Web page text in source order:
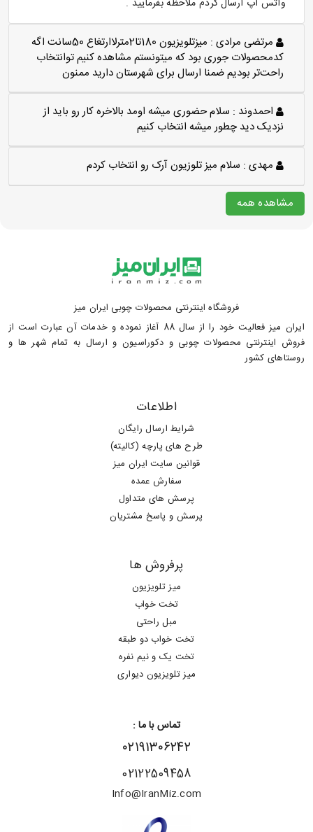
واتس اپ ارسال کردم ملاحظه بفرمایید .
مرتضی مرادی :
میزتلویزیون 180تا2مترلاارتغاع 50سانت اگه
کدمحصولات جوری بود که میتونستم مشاهده کنیم توانتخاب
راحت‌تر بودیم ضمنا ارسال برای شهرستان دارید ممنون
احمدوند : سلام حضوری میشه اومد بالاخره کار رو باید از
نزدیک دید چطور میشه انتخاب کنیم
مهدی : سلام میز تلوزیون آرک رو انتخاب کردم
مشاهده همه
فروشگاه اینترنتی محصولات چوبی ایران میز
ایران میز فعالیت خود را از سال 88 آغاز نموده و خدمات آن عبارت است از
فروش اینترنتی محصولات چوبی و دکوراسیون و ارسال به تمام شهر ها و
روستاهای کشور
اطلاعات
شرایط ارسال رایگان
طرح های پارچه (کالیته)
قوانین سایت ایران میز
سفارش عمده
پرسش های متداول
پرسش و پاسخ مشتریان
پرفروش ها
میز تلویزیون
تخت خواب
مبل راحتی
تخت خواب دو طبقه
تخت یک و نیم نفره
میز تلویزیون دیواری
تماس با ما :
۰۲۱۹۱۳۰۶۲۴۲
02122509458
Info@IranMiz.com